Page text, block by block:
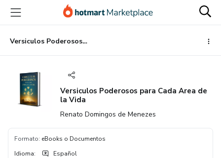
principal
página
de
página
Versiculos Poderosos para Cada Area de la Vida
Versiculos Poderosos para Cada Area de
la Vida
Renato Domingos de Menezes
Formato: eBooks o Documentos
Idioma: Español